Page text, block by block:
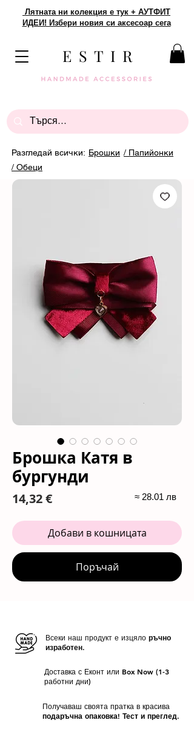
Лятната ни колекция е тук + АУТФИТ
ИДЕИ! Избери новия си аксесоар сега
E S T I R
Разгледай всички: Брошки / Папийонки
/ Обеци
Брошка Катя в
бургунди
14,32 €Цена
Добави в кошницата
Поръчай
≈ 28.01 лв
Всеки наш продукт е изцяло ръчно
изработен.
Доставка с Еконт или Box Now (1-3
работни дни)
Получаваш своята пратка в красива
подаръчна опаковка! Тест и преглед.